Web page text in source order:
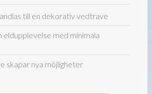
till en dekorativ vedtrave
eldupplevelse med minimala
skapar nya möjligheter